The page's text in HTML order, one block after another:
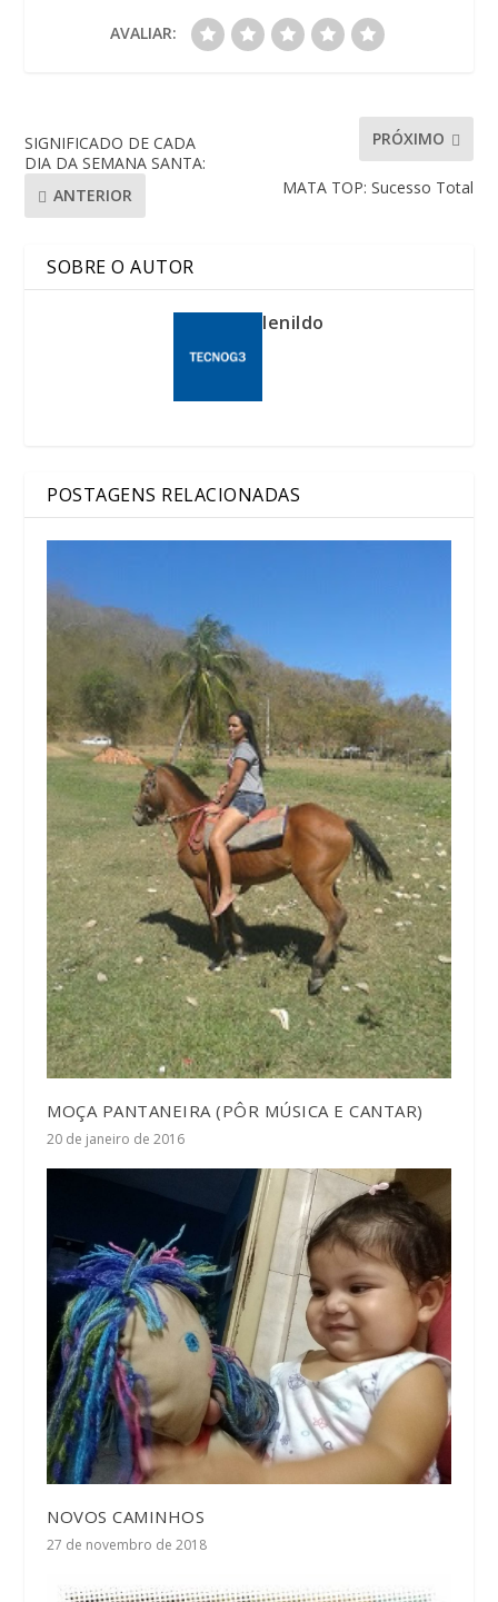
AVALIAR:
SIGNIFICADO DE CADA
DIA DA SEMANA SANTA:
ANTERIOR
PRÓXIMO
MATA TOP: Sucesso Total
SOBRE O AUTOR
lenildo
POSTAGENS RELACIONADAS
MOÇA PANTANEIRA (PÔR MÚSICA E CANTAR)
20 de janeiro de 2016
NOVOS CAMINHOS
27 de novembro de 2018